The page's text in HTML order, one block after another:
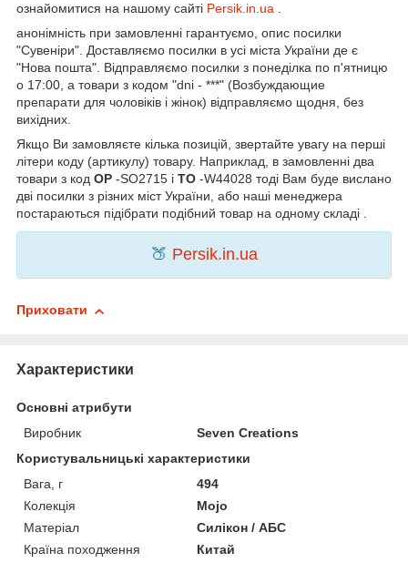
ознайомитися на нашому сайті Persik.in.ua
анонімність при замовленні гарантуємо, опис посилки
"Сувеніри". Доставляємо посилки в усі міста України де є
"Нова пошта". Відправляємо посилки з понеділка по п'ятницю
о 17:00, а товари з кодом "dni - ***" (Возбуждающие
препарати для чоловіків і жінок) відправляємо щодня, без
вихідних.
Якщо Ви замовляєте кілька позицій, звертайте увагу на перші
літери коду (артикулу) товару. Наприклад, в замовленні два
товари з код OP -SO2715 і TO -W44028 тоді Вам буде вислано
дві посилки з різних міст України, або наші менеджера
постараються підібрати подібний товар на одному складі .
🍑 Persik.in.ua
Приховати
Характеристики
Основні атрибути
Виробник
Seven Creations
Користувальницькі характеристики
Вага, г
494
Колекція
Mojo
Матеріал
Силікон / АБС
Країна походження
Китай